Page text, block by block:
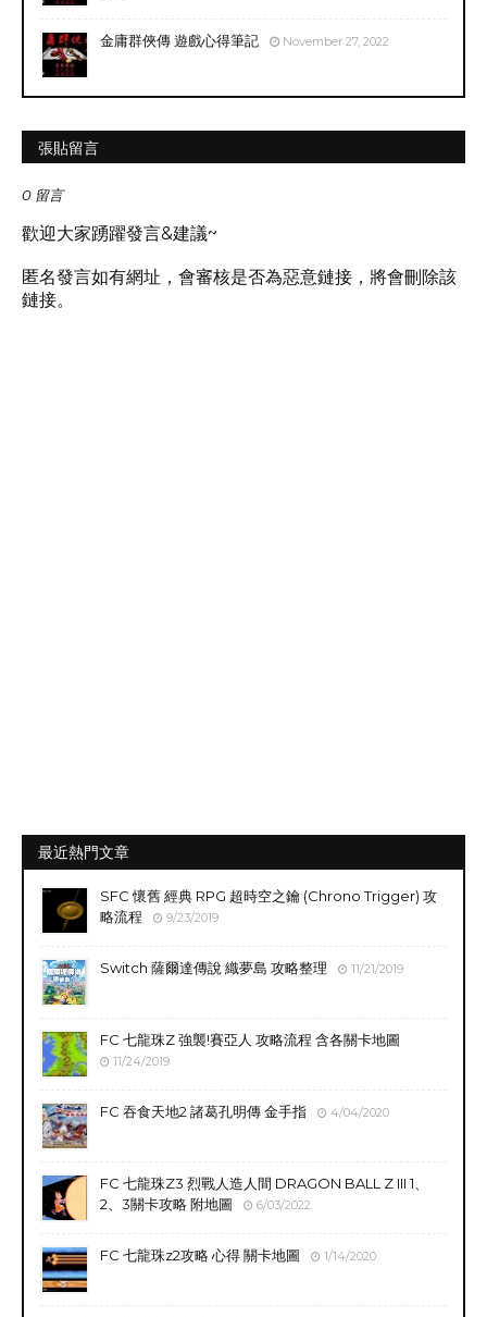
金庸群俠傳 遊戲心得筆記 November 27, 2022
張貼留言
0 留言
歡迎大家踴躍發言&建議~
匿名發言如有網址，會審核是否為惡意鏈接，將會刪除該
鏈接。
最近熱門文章
SFC 懷舊 經典 RPG 超時空之鑰 (Chrono Trigger) 攻
略流程
9/23/2019
Switch 薩爾達傳說 織夢島 攻略整理 11/21/2019
FC 七龍珠Z 強襲!賽亞人 攻略流程 含各關卡地圖
11/24/2019
FC 吞食天地2 諸葛孔明傳 金手指 4/04/2020
FC 七龍珠Z3 烈戰人造人間 DRAGON BALL Z III 1、
2、3關卡攻略 附地圖
6/03/2022
FC 七龍珠z2攻略 心得 關卡地圖 1/14/2020